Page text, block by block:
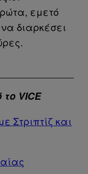
εμετό
διαρκέσει
VICE
Στριπτίζ και